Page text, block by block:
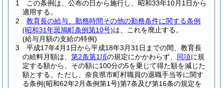
1
この条例は、公布の日から施行し、昭和33年10月1日から
適用する。
2
教育長の給与、勤務時間その他の勤務条件に関する条例
(昭和31年斑鳩町条例第10号)は、これを廃止する。
(給与月額の支給の特例)
3
平成17年4月1日から平成18年3月31日までの間、教育長
の給料月額は、 第2条第1項の規定にかかわらず、 同項に規
定する額から、その額に100分の5を乗じて得た額を減じた
額とする。 ただし、奈良県市町村職員の退職手当等に関す
る条例(昭和62年2月条例第1号)第7条及び第16条の規定を